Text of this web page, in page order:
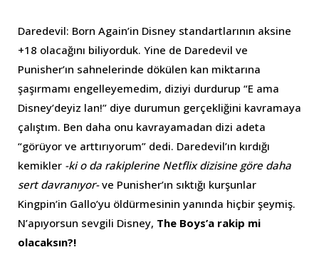
Daredevil: Born Again’in Disney standartlarının aksine
+18 olacağını biliyorduk. Yine de Daredevil ve
Punisher’ın sahnelerinde dökülen kan miktarına
şaşırmamı engelleyemedim, diziyi durdurup “E ama
Disney’deyiz lan!” diye durumun gerçekliğini kavramaya
çalıştım. Ben daha onu kavrayamadan dizi adeta
“görüyor ve arttırıyorum” dedi. Daredevil’ın kırdığı
kemikler -ki o da rakiplerine Netflix dizisine göre daha
sert davranıyor-ve Punisher’ın sıktığı kurşunlar
Kingpin’in Gallo’yu öldürmesinin yanında hiçbir şeymiş.
N’apıyorsun sevgili Disney, The Boys’a rakip mi
olacaksın?!